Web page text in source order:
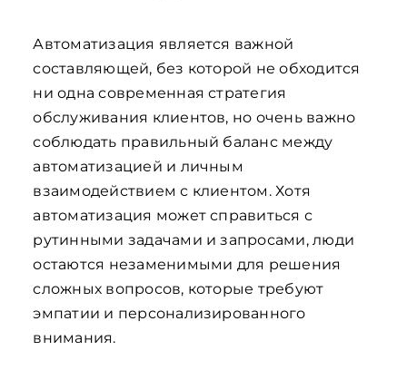
Автоматизация является важной
составляющей, без которой не обходится
ни одна современная стратегия
обслуживания клиентов, но очень важно
соблюдать правильный баланс между
автоматизацией и личным
взаимодействием с клиентом. Хотя
автоматизация может справиться с
рутинными задачами и запросами, люди
остаются незаменимыми для решения
сложных вопросов, которые требуют
эмпатии и персонализированного
внимания.